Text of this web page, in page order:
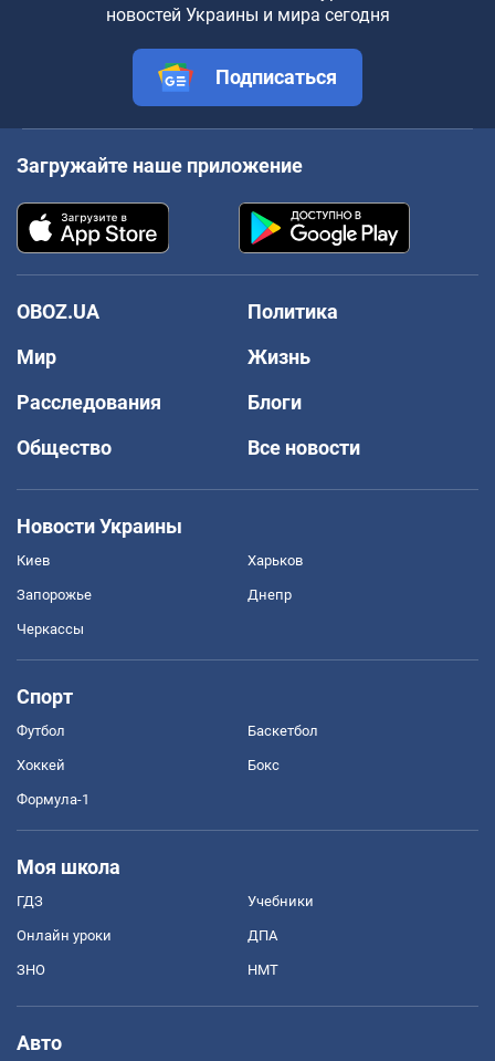
новостей Украины и мира сегодня
Подписаться
Загружайте наше приложение
OBOZ.UA
Политика
Мир
Жизнь
Расследования
Блоги
Общество
Все новости
Новости Украины
Киев Харьков
Запорожье Днепр
Черкассы
Спорт
Футбол Баскетбол
Хоккей Бокс
Формула-1
Моя школа
ГДЗ Учебники
Онлайн уроки ДПА
ЗНО НМТ
Авто